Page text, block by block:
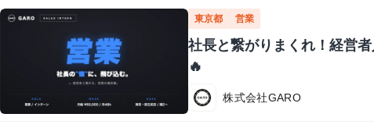
東京都 営業
社長と繋がりまくれ！経営
🔥
株式会社GARO